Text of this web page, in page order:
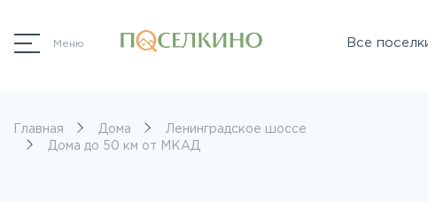
Меню Все
Главная Дома
Ленинградское шоссе
Дома до 50 км от МКАД